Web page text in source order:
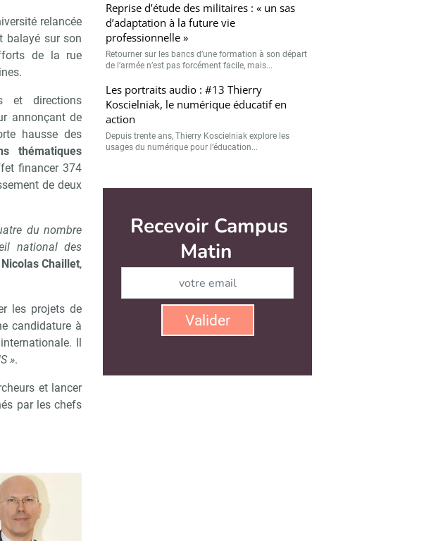
relancée
balayé sur son
de la rue
et directions
annonçant de
hausse des
thématiques
financer 374
de deux
du nombre
national des
Nicolas Chaillet,
les projets de
candidature à
Il
».
et lancer
par les chefs
Reprise d’étude des militaires : « un sas
d’adaptation à la future vie
professionnelle »
Retourner sur les bancs d’une formation à son départ
de l’armée n’est pas forcément facile, mais...
Les portraits audio : #13 Thierry
Koscielniak, le numérique éducatif en
action
Depuis trente ans, Thierry Koscielniak explore les
usages du numérique pour l’éducation...